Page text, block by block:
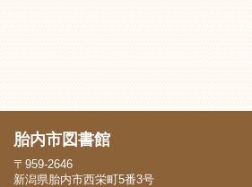
胎内市図書館
〒959-2646
新潟県胎内市西栄町5番3号